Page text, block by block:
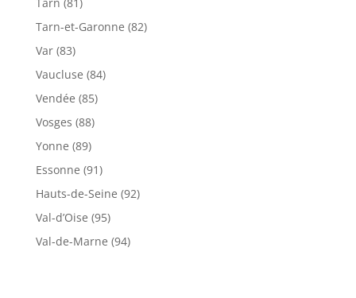
Tarn-et-Garonne (82)
Var (83)
Vaucluse (84)
Vendée (85)
Vosges (88)
Yonne (89)
Essonne (91)
Hauts-de-Seine (92)
Val-d’Oise (95)
Val-de-Marne (94)